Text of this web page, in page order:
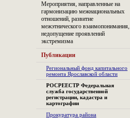
Мероприятия, направленные на
гармонизацию межнациональных
отношений, развитие
межэтнического взаимопонимания,
недопущение проявлений
экстремизма
Публикации
Региональный фонд капитального
ремонта Ярославской области
РОСРЕЕСТР Федеральная
служба государственной
регистрации, кадастра и
картографии
Прокуратура района